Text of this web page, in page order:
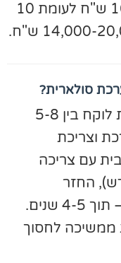
של 500W יעלו 16,000-24,000 ש"ח לעומת 10
סולארית?
החזר השקעה במערכת סולארית לוקח בין 5-8
וצריכת
עם צריכה
החזר
ההשקעה יכול להיות מהיר יותר – תוך 4-5 שנים.
לחסוך